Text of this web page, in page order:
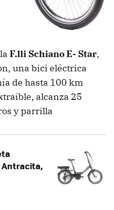
F.lli Schiano E- Star,
una bici eléctrica
de hasta 100 km
alcanza 25
y parrilla
Antracita,